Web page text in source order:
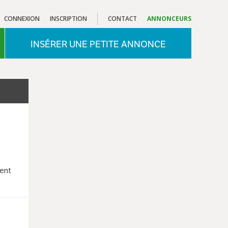
CONTACT ANNONCEURS
CONNEXION INSCRIPTION
INSÉRER UNE PETITE ANNONCE